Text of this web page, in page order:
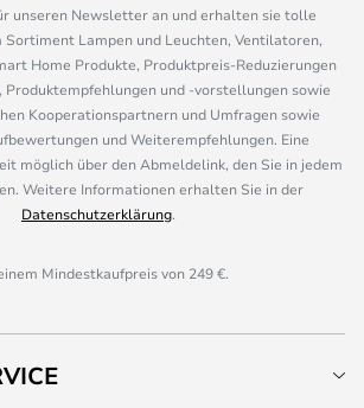
unseren Newsletter an und erhalten sie tolle
Sortiment Lampen und Leuchten, Ventilatoren,
Home Produkte, Produktpreis-Reduzierungen
Produktempfehlungen und -vorstellungen sowie
Kooperationspartnern und Umfragen sowie
und Weiterempfehlungen. Eine
möglich über den Abmeldelink, den Sie in jedem
Weitere Informationen erhalten Sie in der
Datenschutzerklärung.
Mindestkaufpreis von 249 €.